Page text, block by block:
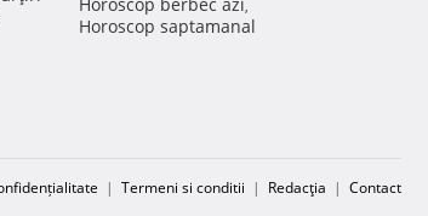
,
Horoscop saptamanal
| Termeni si conditii | Redacţia | Contact